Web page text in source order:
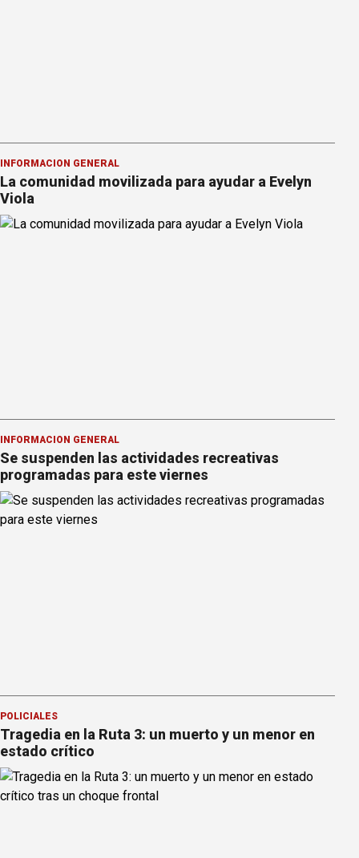
INFORMACION GENERAL
La comunidad movilizada para ayudar a Evelyn
Viola
INFORMACION GENERAL
Se suspenden las actividades recreativas
programadas para este viernes
POLICIALES
Tragedia en la Ruta 3: un muerto y un menor en
estado crítico